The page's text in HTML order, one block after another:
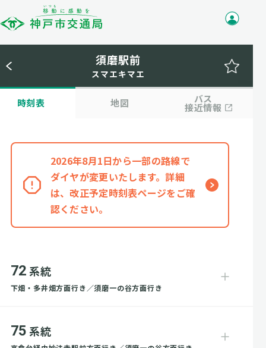
須磨駅前
スマエキマエ
時刻表 地図 バス
接近情報
2026年8月1日から一部の路線で
ダイヤが変更いたします。詳細
は、改正予定時刻表ページをご確
認ください。
72 系統
下畑・多井畑方面行き／須磨一の谷方面行き
75 系統